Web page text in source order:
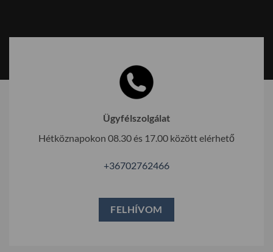
Ügyfélszolgálat
Hétköznapokon 08.30 és 17.00 között elérhető
+36702762466
FELHÍVOM